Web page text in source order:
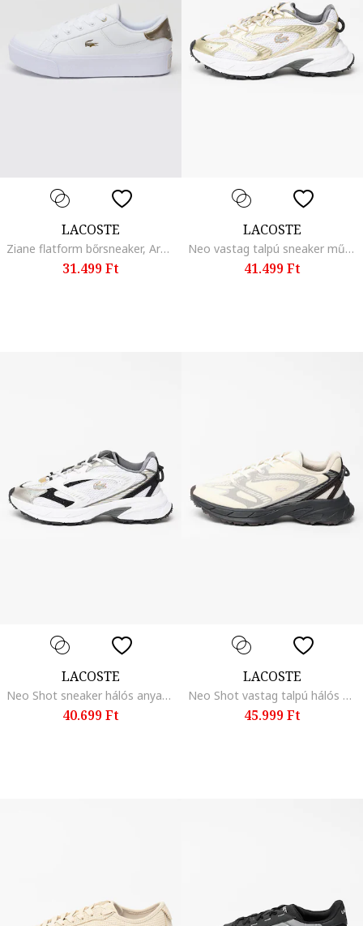
LACOSTE
Ziane flatform bőrsneaker, Aranyszín/Fehér
31.499 Ft
LACOSTE
Neo vastag talpú sneaker műbőr részletekkel, Aranyszín/Csontszín/Fehér
41.499 Ft
LACOSTE
Neo Shot sneaker hálós anyagbetétekkel, Fekete/Fehér/Ezüstszín
40.699 Ft
LACOSTE
Neo Shot vastag talpú hálós sneaker, Sötétbarna/Fekete/Krémszín
45.999 Ft